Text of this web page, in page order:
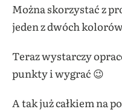
Można skorzystać z
jeden z dwóch
Teraz wystarczy
punkty i wygrać 😉
A tak już całkiem na